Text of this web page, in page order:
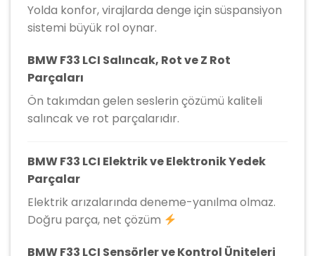
Yolda konfor, virajlarda denge için süspansiyon
sistemi büyük rol oynar.
BMW F33 LCI Salıncak, Rot ve Z Rot
Parçaları
Ön takımdan gelen seslerin çözümü kaliteli
salıncak ve rot parçalarıdır.
BMW F33 LCI Elektrik ve Elektronik Yedek
Parçalar
Elektrik arızalarında deneme-yanılma olmaz.
Doğru parça, net çözüm
BMW F33 LCI Sensörler ve Kontrol Üniteleri